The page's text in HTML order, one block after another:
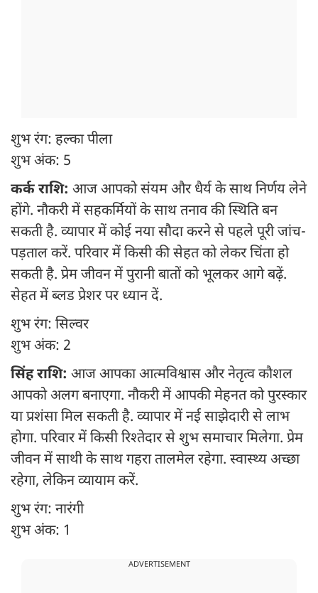
शुभ रंग: हल्का पीला
शुभ अंक: 5
कर्क राशि: आज आपको संयम और धैर्य के साथ निर्णय लेने
होंगे. नौकरी में सहकर्मियों के साथ तनाव की स्थिति बन
सकती है. व्यापार में कोई नया सौदा करने से पहले पूरी जांच-
पड़ताल करें. परिवार में किसी की सेहत को लेकर चिंता हो
सकती है. प्रेम जीवन में पुरानी बातों को भूलकर आगे बढ़ें.
सेहत में ब्लड प्रेशर पर ध्यान दें.
शुभ रंग: सिल्वर
शुभ अंक: 2
सिंह राशि: आज आपका आत्मविश्वास और नेतृत्व कौशल
आपको अलग बनाएगा. नौकरी में आपकी मेहनत को पुरस्कार
या प्रशंसा मिल सकती है. व्यापार में नई साझेदारी से लाभ
होगा. परिवार में किसी रिश्तेदार से शुभ समाचार मिलेगा. प्रेम
जीवन में साथी के साथ गहरा तालमेल रहेगा. स्वास्थ्य अच्छा
रहेगा, लेकिन व्यायाम करें.
शुभ रंग: नारंगी
शुभ अंक: 1
ADVERTISEMENT